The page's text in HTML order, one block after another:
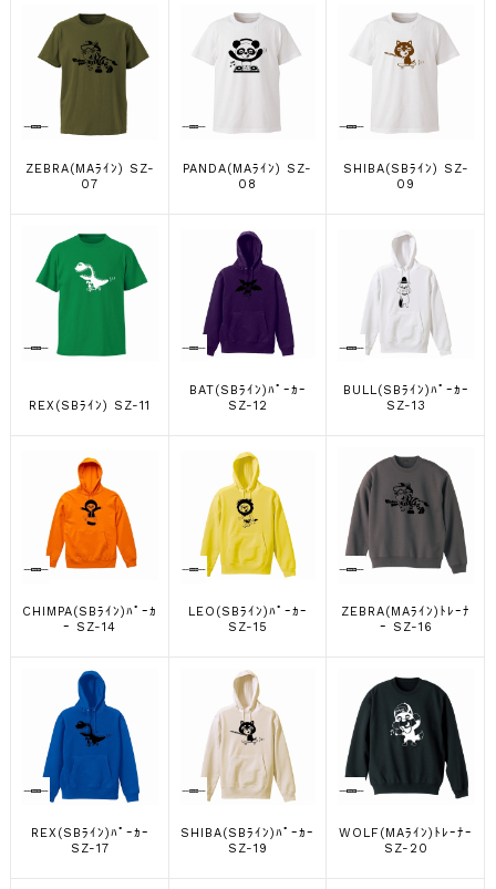
ZEBRA(MAﾗｲﾝ) SZ-
07
PANDA(MAﾗｲﾝ) SZ-
08
SHIBA(SBﾗｲﾝ) SZ-
09
REX(SBﾗｲﾝ) SZ-11
BAT(SBﾗｲﾝ)ﾊﾟｰｶｰ
SZ-12
BULL(SBﾗｲﾝ)ﾊﾟｰｶｰ
SZ-13
CHIMPA(SBﾗｲﾝ)ﾊﾟｰｶ
ｰ SZ-14
LEO(SBﾗｲﾝ)ﾊﾟｰｶｰ
SZ-15
ZEBRA(MAﾗｲﾝ)ﾄﾚｰﾅ
ｰ SZ-16
REX(SBﾗｲﾝ)ﾊﾟｰｶｰ
SZ-17
SHIBA(SBﾗｲﾝ)ﾊﾟｰｶｰ
SZ-19
WOLF(MAﾗｲﾝ)ﾄﾚｰﾅｰ
SZ-20